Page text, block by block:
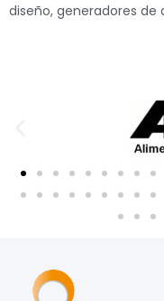
diseño, generadores